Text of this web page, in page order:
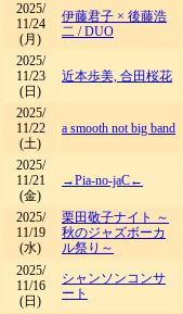
2025/
11/24
(月)
伊藤君子 × 後藤浩
二 /DUO
2025/
11/23
(日)
近本歩美, 合田桜花
2025/
11/22
(土)
a smooth not big band
2025/
11/21
(金)
→Pia-no-jaC←
2025/
11/19
(水)
栗田敬子ナイト ～
秋のジャズボーカ
ル祭り～
2025/
11/16
(日)
シャンソンコンサ
ート